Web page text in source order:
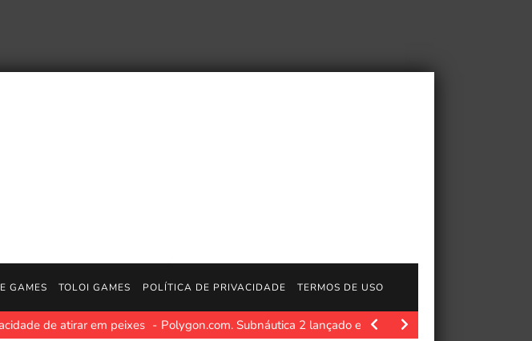
GAMES TOLOI GAMES POLÍTICA DE PRIVACIDADE TERMOS DE USO
Doctor Doom | Jogos para PS5 e PC https://www.playstation.com/games/marvel-tokon-